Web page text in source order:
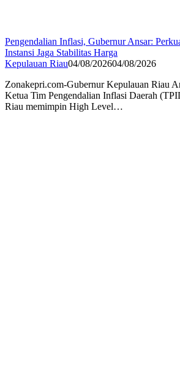
Pengendalian Inflasi, Gubernur Ansar:
Instansi Jaga Stabilitas Harga
Kepulauan Riau04/08/202604/08/2026
Zonakepri.com-Gubernur Kepulauan Riau
Ketua Tim Pengendalian Inflasi Daerah
Riau memimpin High Level…